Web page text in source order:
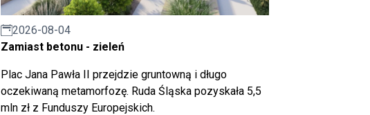
2026-08-04
Zamiast betonu - zieleń
Plac Jana Pawła II przejdzie gruntowną i długo
oczekiwaną metamorfozę. Ruda Śląska pozyskała 5,5
mln zł z Funduszy Europejskich.